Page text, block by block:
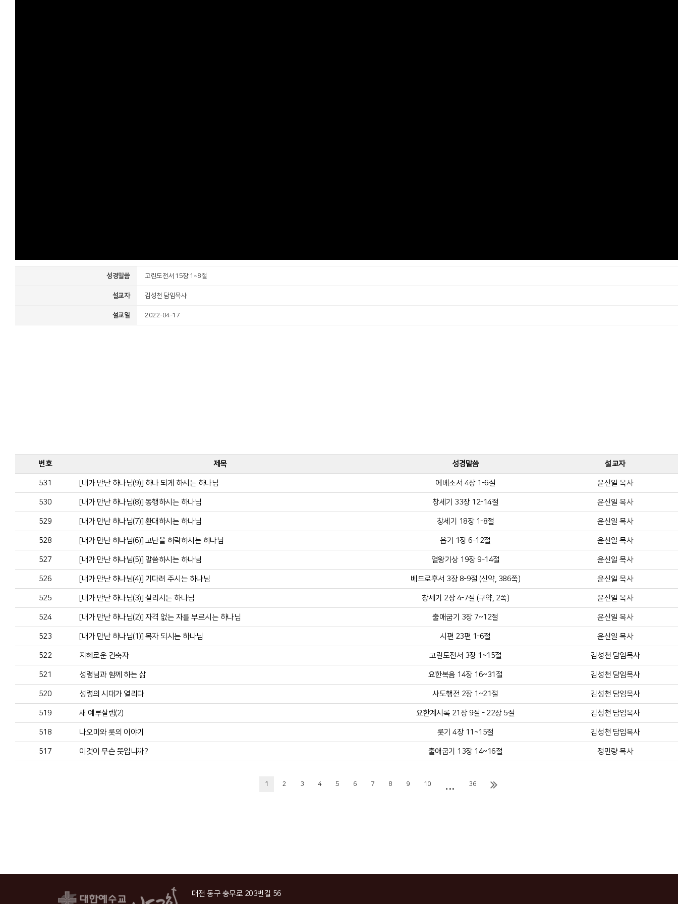
성경말씀 고린도전서 15장 1~8절
설교자 김성천 담임목사
설교일 2022-04-17
번호 제목 성경말씀 설교자
531 [내가 만난 하나님(9)] 하나 되게 하시는 하나님 에베소서 4장 1-6절 윤신일 목사
530 [내가 만난 하나님(8)] 동행하시는 하나님 창세기 33장 12-14절 윤신일 목사
529 [내가 만난 하나님(7)] 환대하시는 하나님 창세기 18장 1-8절 윤신일 목사
528 [내가 만난 하나님(6)] 고난을 허락하시는 하나님 욥기 1장 6-12절 윤신일 목사
527 [내가 만난 하나님(5)] 말씀하시는 하나님 열왕기상 19장 9-14절 윤신일 목사
526 [내가 만난 하나님(4)] 기다려 주시는 하나님 베드로후서 3장 8-9절 (신약, 386쪽) 윤신일 목사
525 [내가 만난 하나님(3)] 살리시는 하나님 창세기 2장 4-7절 (구약, 2쪽) 윤신일 목사
524 [내가 만난 하나님(2)] 자격 없는 자를 부르시는 하나님 출애굽기 3장 7~12절 윤신일 목사
523 [내가 만난 하나님(1)] 목자 되시는 하나님 시편 23편 1-6절 윤신일 목사
522 지혜로운 건축자 고린도전서 3장 1~15절 김성천 담임목사
521 성령님과 함께 하는 삶 요한복음 14장 16~31절 김성천 담임목사
520 성령의 시대가 열리다 사도행전 2장 1~21절 김성천 담임목사
519 새 예루살렘(2) 요한계시록 21장 9절 - 22장 5절 김성천 담임목사
518 나오미와 룻의 이야기 룻기 4장 11~15절 김성천 담임목사
517 이것이 무슨 뜻입니까? 출애굽기 13장 14~16절 정민량 목사
1 2 3 4 5 6 7 8 9 10 ... 36
대전 동구 충무로 203번길 56